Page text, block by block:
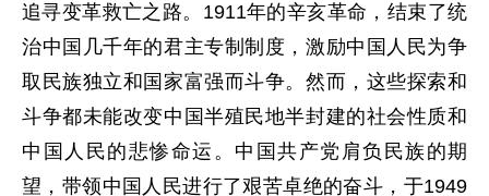
追寻变革救亡之路。1911年的辛亥革命，结束了统
治中国几千年的君主专制制度，激励中国人民为争
取民族独立和国家富强而斗争。然而，这些探索和
斗争都未能改变中国半殖民地半封建的社会性质和
中国人民的悲惨命运。中国共产党肩负民族的期
望，带领中国人民进行了艰苦卓绝的奋斗，于1949